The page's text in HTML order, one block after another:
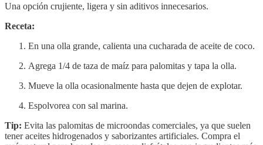
Una opción crujiente, ligera y sin aditivos innecesarios.
Receta:
En una olla grande, calienta una cucharada de aceite de coco.
Agrega 1/4 de taza de maíz para palomitas y tapa la olla.
Mueve la olla ocasionalmente hasta que dejen de explotar.
Espolvorea con sal marina.
Tip: Evita las palomitas de microondas comerciales, ya que suelen
tener aceites hidrogenados y saborizantes artificiales. Compra el